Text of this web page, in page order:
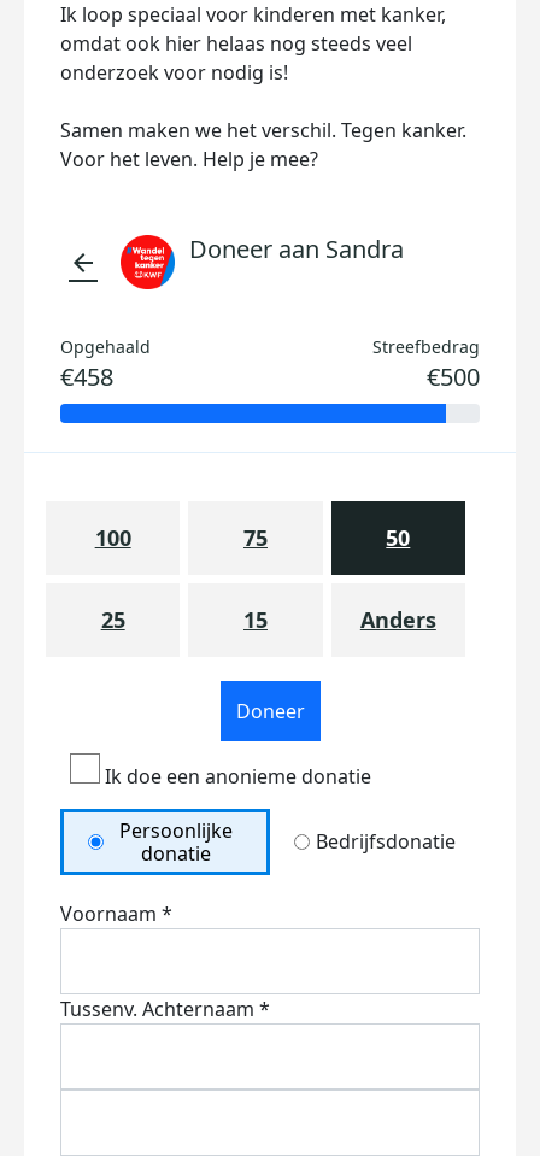
Ik loop speciaal voor kinderen met kanker,
omdat ook hier helaas nog steeds veel
onderzoek voor nodig is!
Samen maken we het verschil. Tegen kanker.
Voor het leven. Help je mee?
arrow_back Doneer aan Sandra
Opgehaald
€458
Streefbedrag
€500
100 75 50
25 15 Anders
Doneer
Ik doe een anonieme donatie
Persoonlijke
donatie
Bedrijfsdonatie
Voornaam *
Tussenv. Achternaam *